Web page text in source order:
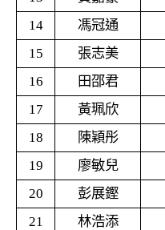
14
馮冠通
15
張志美
16
田邵君
17
黃珮欣
18
陳穎彤
19
廖敏兒
20
彭展鏗
21
林浩添